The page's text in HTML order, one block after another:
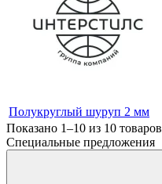
Полукруглый шуруп 2 мм
Показано 1–10 из 10 товаров
Специальные предложения